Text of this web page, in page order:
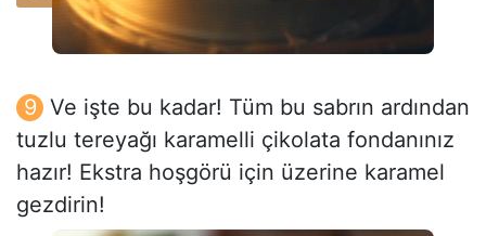
Ve işte bu kadar! Tüm bu sabrın ardından
tuzlu tereyağı karamelli çikolata fondanınız
hazır! Ekstra hoşgörü için üzerine karamel
gezdirin!